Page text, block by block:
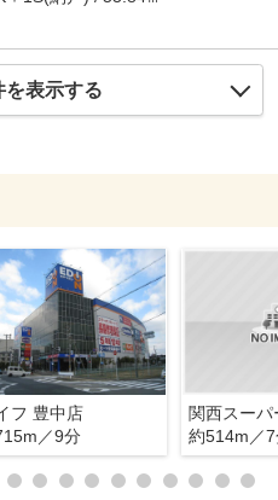
を表示する
フ 豊中店
／9分
関西スー
約514m／